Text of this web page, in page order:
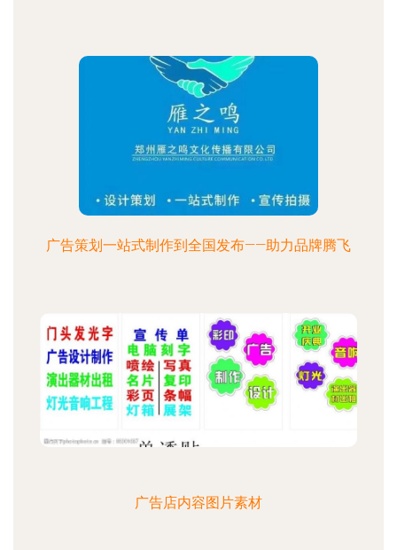
广告策划一站式制作到全国发布——助力品牌腾飞
广告店内容图片素材